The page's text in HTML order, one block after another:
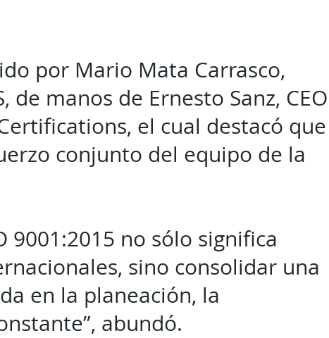
por Mario Mata Carrasco,
de manos de Ernesto Sanz, CEO
el cual destacó que
conjunto del equipo de la
9001:2015 no sólo significa
sino consolidar una
en la planeación, la
abundó.